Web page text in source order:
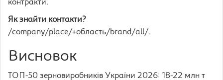
контракти.
Як знайти контакти?
/company/place/+область/brand/all/.
Висновок
ТОП-50 зерновиробників України 2026: 18-22 млн т